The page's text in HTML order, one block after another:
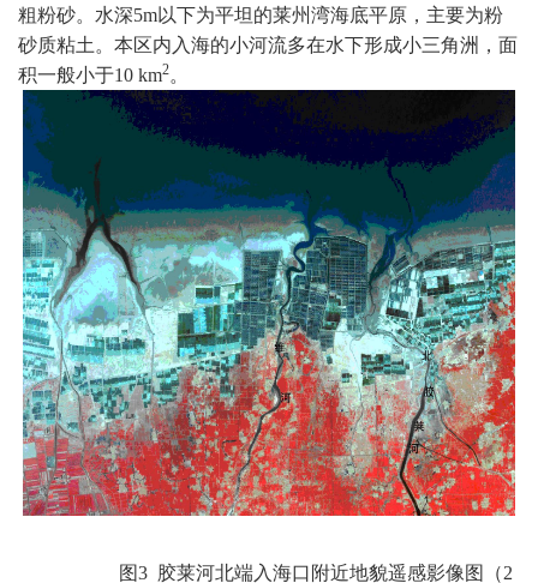
粗粉砂。水深5m以下为平坦的莱州湾海底平原，主要为粉
砂质粘土。本区内入海的小河流多在水下形成小三角洲，面
积一般小于10 km2。
图3 胶莱河北端入海口附近地貌遥感影像图（2